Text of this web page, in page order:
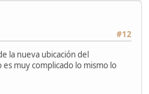
#12
la nueva ubicación del
muy complicado lo mismo lo